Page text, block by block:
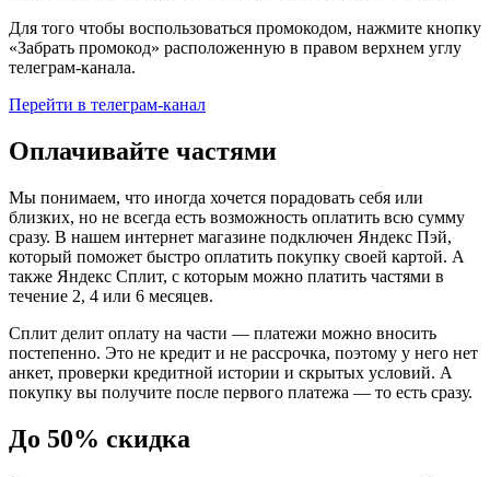
Для того чтобы воспользоваться промокодом, нажмите кнопку
«Забрать промокод» расположенную в правом верхнем углу
телеграм-канала.
Перейти в телеграм-канал
Оплачивайте частями
Мы понимаем, что иногда хочется порадовать себя или
близких, но не всегда есть возможность оплатить всю сумму
сразу. В нашем интернет магазине подключен Яндекс Пэй,
который поможет быстро оплатить покупку своей картой. А
также Яндекс Сплит, с которым можно платить частями в
течение 2, 4 или 6 месяцев.
Сплит делит оплату на части — платежи можно вносить
постепенно. Это не кредит и не рассрочка, поэтому у него нет
анкет, проверки кредитной истории и скрытых условий. А
покупку вы получите после первого платежа — то есть сразу.
До 50% скидка